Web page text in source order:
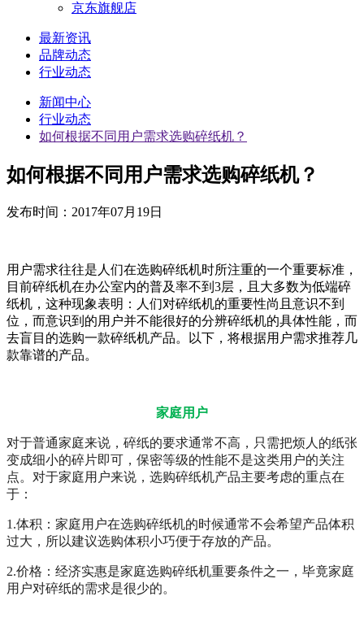
京东旗舰店
最新资讯
品牌动态
行业动态
新闻中心
行业动态
如何根据不同用户需求选购碎纸机？
如何根据不同用户需求选购碎纸机？
发布时间： 2017年07月19日
用户需求往往是人们在选购碎纸机时所注重的一个重要标准，
目前碎纸机在办公室内的普及率不到 3层，且大多数为低端碎
纸机，这种现象表明：人们对碎纸机的重要性尚且意识不到
位，而意识到的用户并不能很好的分辨碎纸机的具体性能，而
去盲目的选购一款碎纸机产品。以下，将根据用户需求推荐几
款靠谱的产品。
家庭用户
对于普通家庭来说，碎纸的要求通常不高，只需把烦人的纸张
变成细小的碎片即可，保密等级的性能不是这类用户的关注
点。对于家庭用户来说，选购碎纸机产品主要考虑的重点在
于：
1.体积：家庭用户在选购碎纸机的时候通常不会希望产品体积
过大，所以建议选购体积小巧便于存放的产品。
2.价格：经济实惠是家庭选购碎纸机重要条件之一，毕竟家庭
用户对碎纸的需求是很少的。